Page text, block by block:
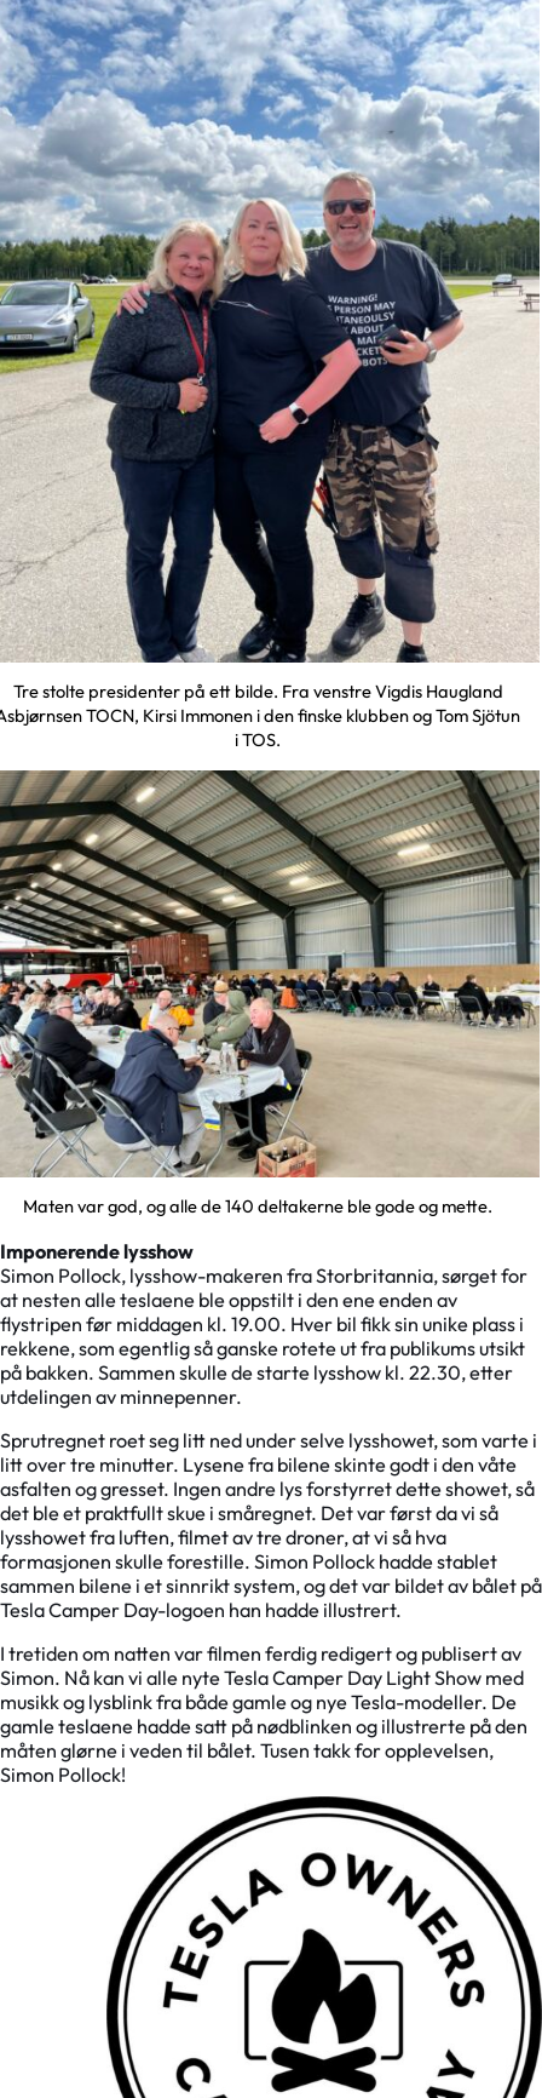
Tre stolte presidenter på ett bilde. Fra venstre Vigdis Haugland
TOCN, Kirsi Immonen i den finske klubben og Tom Sjötun
i TOS.
Maten var god, og alle de 140 deltakerne ble gode og mette.
Imponerende lysshow
Simon Pollock, lysshow-makeren fra Storbritannia, sørget for
at nesten alle teslaene ble oppstilt i den ene enden av
flystripen før middagen kl. 19.00. Hver bil fikk sin unike plass i
rekkene, som egentlig så ganske rotete ut fra publikums utsikt
på bakken. Sammen skulle de starte lysshow kl. 22.30, etter
utdelingen av minnepenner.
Sprutregnet roet seg litt ned under selve lysshowet, som varte i
litt over tre minutter. Lysene fra bilene skinte godt i den våte
asfalten og gresset. Ingen andre lys forstyrret dette showet, så
det ble et praktfullt skue i småregnet. Det var først da vi så
lysshowet fra luften, filmet av tre droner, at vi så hva
formasjonen skulle forestille. Simon Pollock hadde stablet
sammen bilene i et sinnrikt system, og det var bildet av bålet på
Tesla Camper Day-logoen han hadde illustrert.
I tretiden om natten var filmen ferdig redigert og publisert av
Simon. Nå kan vi alle nyte Tesla Camper Day Light Show med
musikk og lysblink fra både gamle og nye Tesla-modeller. De
gamle teslaene hadde satt på nødblinken og illustrerte på den
måten glørne i veden til bålet. Tusen takk for opplevelsen,
Simon Pollock!